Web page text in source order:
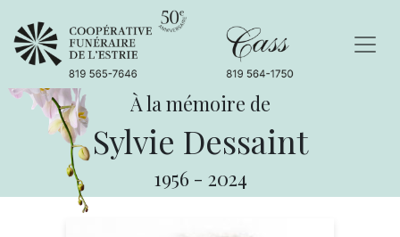
À la mémoire de
Sylvie Dessaint
1956 - 2024